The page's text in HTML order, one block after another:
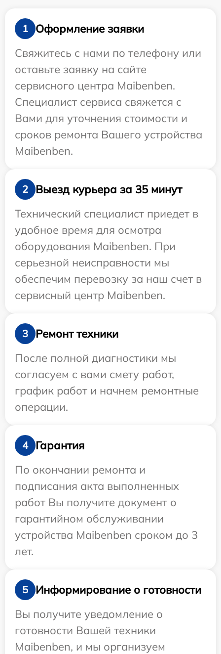
1
Оформление заявки
Свяжитесь с нами по телефону или
оставьте заявку на сайте
сервисного центра Maibenben.
Специалист сервиса свяжется с
Вами для уточнения стоимости и
сроков ремонта Вашего устройства
Maibenben.
2
Выезд курьера за 35 минут
Технический специалист приедет в
удобное время для осмотра
оборудования Maibenben. При
серьезной неисправности мы
обеспечим перевозку за наш счет в
сервисный центр Maibenben.
3
Ремонт техники
После полной диагностики мы
согласуем с вами смету работ,
график работ и начнем ремонтные
операции.
4
Гарантия
По окончании ремонта и
подписания акта выполненных
работ Вы получите документ о
гарантийном обслуживании
устройства Maibenben сроком до 3
лет.
5
Информирование о готовности
Вы получите уведомление о
готовности Вашей техники
Maibenben, и мы организуем